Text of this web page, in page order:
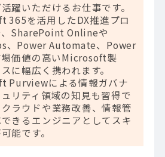
躍いただけるお仕事です。
365を活用したDX推進プロ
、SharePoint Onlineや
、Power Automate、Power
価値の高いMicrosoft製
に幅広く携われます。
Purviewによる情報ガバナ
リティ領域の知見も習得で
ラウドや業務改善、情報管
きるエンジニアとしてスキ
能です。